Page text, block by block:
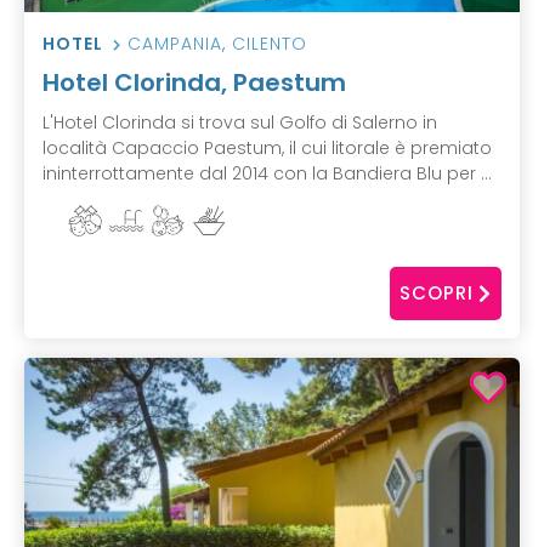
HOTEL CAMPANIA, CILENTO
Hotel Clorinda, Paestum
L'Hotel Clorinda si trova sul Golfo di Salerno in
località Capaccio Paestum, il cui litorale è premiato
ininterrottamente dal 2014 con la Bandiera Blu per ...
SCOPRI